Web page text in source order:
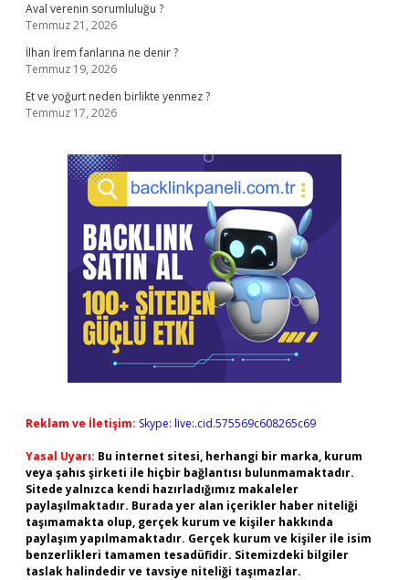
Aval verenin sorumluluğu ?
Temmuz 21, 2026
İlhan İrem fanlarına ne denir ?
Temmuz 19, 2026
Et ve yoğurt neden birlikte yenmez ?
Temmuz 17, 2026
Reklam ve İletişim: Skype: live:.cid.575569c608265c69
Yasal Uyarı: Bu internet sitesi, herhangi bir marka, kurum
veya şahıs şirketi ile hiçbir bağlantısı bulunmamaktadır.
Sitede yalnızca kendi hazırladığımız makaleler
paylaşılmaktadır. Burada yer alan içerikler haber niteliği
taşımamakta olup, gerçek kurum ve kişiler hakkında
paylaşım yapılmamaktadır. Gerçek kurum ve kişiler ile isim
benzerlikleri tamamen tesadüfidir. Sitemizdeki bilgiler
taslak halindedir ve tavsiye niteliği taşımazlar.